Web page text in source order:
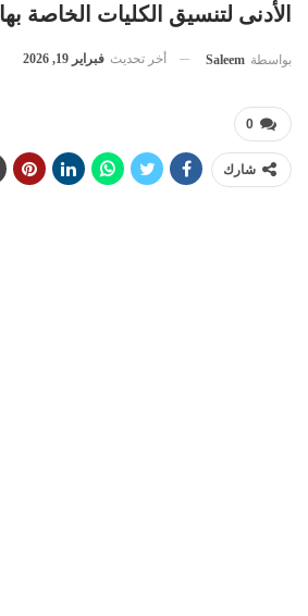
الأدنى لتنسيق الكليات الخاصة بها
بواسطة Saleem أخر تحديث فبراير 19, 2026
0
شارك